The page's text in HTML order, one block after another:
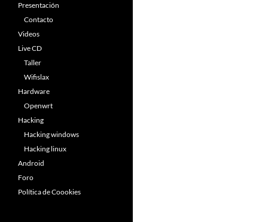
Presentación
Contacto
Videos
Live CD
Taller
Wifislax
Hardware
Openwrt
Hacking
Hacking windows
Hacking linux
Android
Foro
Política de Coookies